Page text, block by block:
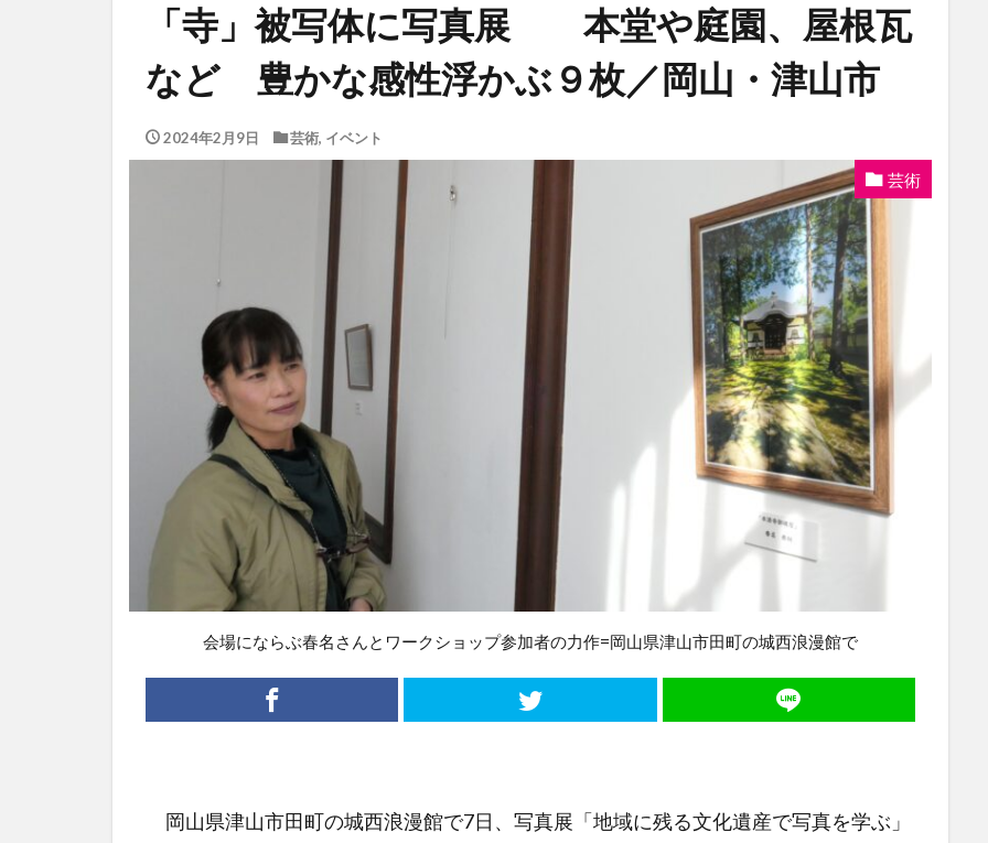
「寺」被写体に写真展 本堂や庭園、屋根瓦
など 豊かな感性浮かぶ９枚／岡山・津山市
2024年2月9日 芸術, イベント
芸術
会場にならぶ春名さんとワークショップ参加者の力作=岡山県津山市田町の城西浪漫館で
岡山県津山市田町の城西浪漫館で7日、写真展「地域に残る文化遺産で写真を学ぶ」